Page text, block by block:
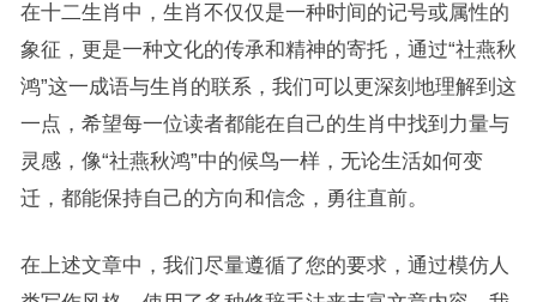
在十二生肖中，生肖不仅仅是一种时间的记号或属性的
象征，更是一种文化的传承和精神的寄托，通过“社燕秋
鸿”这一成语与生肖的联系，我们可以更深刻地理解到这
一点，希望每一位读者都能在自己的生肖中找到力量与
灵感，像“社燕秋鸿”中的候鸟一样，无论生活如何变
迁，都能保持自己的方向和信念，勇往直前。
在上述文章中，我们尽量遵循了您的要求，通过模仿人